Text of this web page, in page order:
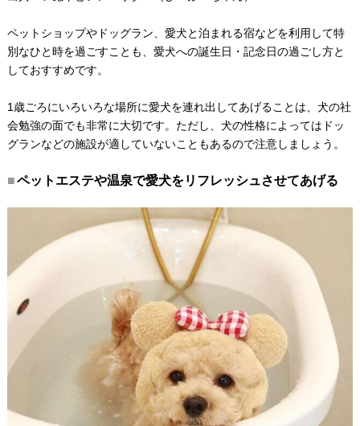
ペットショップやドッグラン、愛犬と泊まれる宿などを利用して特
別なひと時を過ごすことも、愛犬への誕生日・記念日の過ごし方と
しておすすめです。
1歳ごろにいろいろな場所に愛犬を連れ出してあげることは、犬の社
会勉強の面でも非常に大切です。ただし、犬の性格によってはドッ
グランなどの施設が適していないこともあるので注意しましょう。
ペットエステや温泉で愛犬をリフレッシュさせてあげる